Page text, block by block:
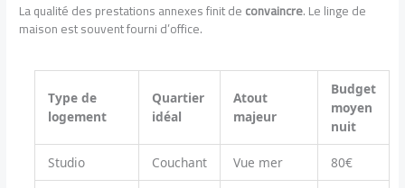
La qualité des prestations annexes finit deconvaincre. Le linge de
maison est souvent fourni d’office.
Type de
logement
Quartier
idéal
Atout
majeur
Budget
moyen
nuit
Studio Couchant Vue mer 80€